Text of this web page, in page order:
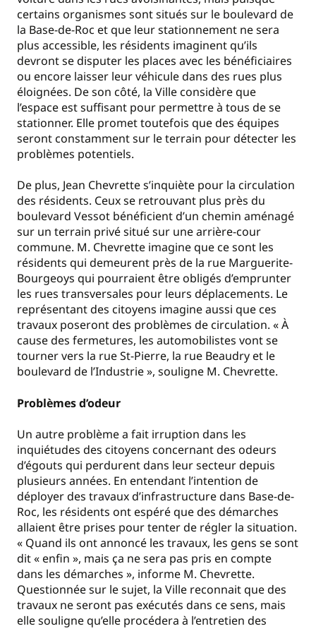
certains organismes sont situés sur le boulevard de
la Base-de-Roc et que leur stationnement ne sera
plus accessible, les résidents imaginent qu’ils
devront se disputer les places avec les bénéficiaires
ou encore laisser leur véhicule dans des rues plus
éloignées. De son côté, la Ville considère que
l’espace est suffisant pour permettre à tous de se
stationner. Elle promet toutefois que des équipes
seront constamment sur le terrain pour détecter les
problèmes potentiels.
De plus, Jean Chevrette s’inquiète pour la circulation
des résidents. Ceux se retrouvant plus près du
boulevard Vessot bénéficient d’un chemin aménagé
sur un terrain privé situé sur une arrière-cour
commune. M. Chevrette imagine que ce sont les
résidents qui demeurent près de la rue Marguerite-
Bourgeoys qui pourraient être obligés d’emprunter
les rues transversales pour leurs déplacements. Le
représentant des citoyens imagine aussi que ces
travaux poseront des problèmes de circulation. « À
cause des fermetures, les automobilistes vont se
tourner vers la rue St-Pierre, la rue Beaudry et le
boulevard de l’Industrie », souligne M. Chevrette.
Problèmes d’odeur
Un autre problème a fait irruption dans les
inquiétudes des citoyens concernant des odeurs
d’égouts qui perdurent dans leur secteur depuis
plusieurs années. En entendant l’intention de
déployer des travaux d’infrastructure dans Base-de-
Roc, les résidents ont espéré que des démarches
allaient être prises pour tenter de régler la situation.
« Quand ils ont annoncé les travaux, les gens se sont
dit « enfin », mais ça ne sera pas pris en compte
dans les démarches », informe M. Chevrette.
Questionnée sur le sujet, la Ville reconnait que des
travaux ne seront pas exécutés dans ce sens, mais
elle souligne qu’elle procédera à l’entretien des